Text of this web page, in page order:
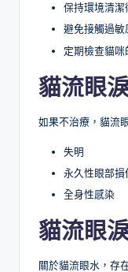
保持環境清潔
避免接觸過敏
定期檢查貓咪
貓流眼
如果不治療，貓流
失明
永久性眼部損
全身性感染
貓流眼
關於貓流眼水，存